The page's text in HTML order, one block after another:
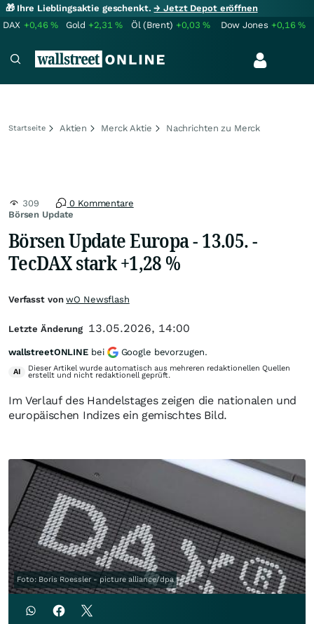
🎁 Ihre Lieblingsaktie geschenkt.→ Jetzt Depot eröffnen
DAX +0,46% Gold +2,31% Öl (Brent) +0,03% Dow Jones +0,16%
Startseite Aktien Merck Aktie Nachrichten zu Merck
Börsen Update
309 0 Kommentare
Börsen Update Europa - 13.05. -
TecDAX stark +1,28 %
Im Verlauf des Handelstages zeigen die nationalen und
europäischen Indizes ein gemischtes Bild.
Foto: Boris Roessler - picture alliance/dpa
Verfasst vonwO Newsflash
Letzte Änderung 13.05.2026, 14:00
wallstreetONLINE bei Google bevorzugen.
AI Dieser Artikel wurde automatisch aus mehreren redaktionellen Quellen
erstellt und nicht redaktionell geprüft.